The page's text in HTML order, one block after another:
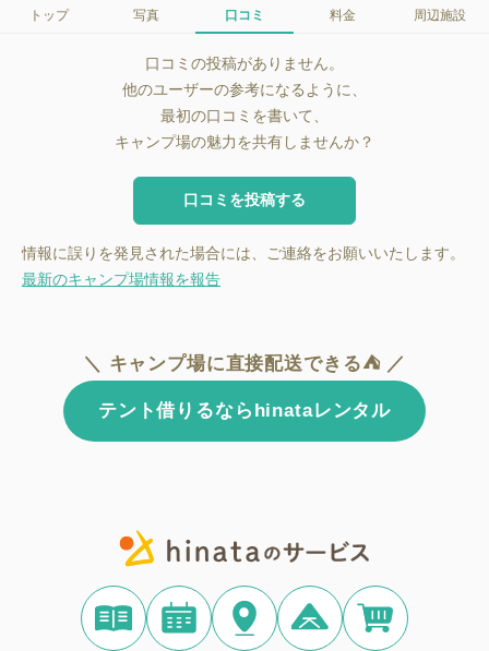
トップ 写真 口コミ 料金 周辺施設
口コミの投稿がありません。
他のユーザーの参考になるように、
最初の口コミを書いて、
キャンプ場の魅力を共有しませんか？
口コミを投稿する
情報に誤りを発見された場合には、ご連絡をお願いいたします。
最新のキャンプ場情報を報告
＼ キャンプ場に直接配送できる⛺ ／
テント借りるならhinataレンタル